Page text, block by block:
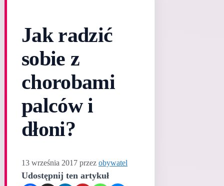
Jak radzić
sobie z
chorobami
palców i
dłoni?
13 września 2017 przez obywatel
Udostępnij ten artykuł